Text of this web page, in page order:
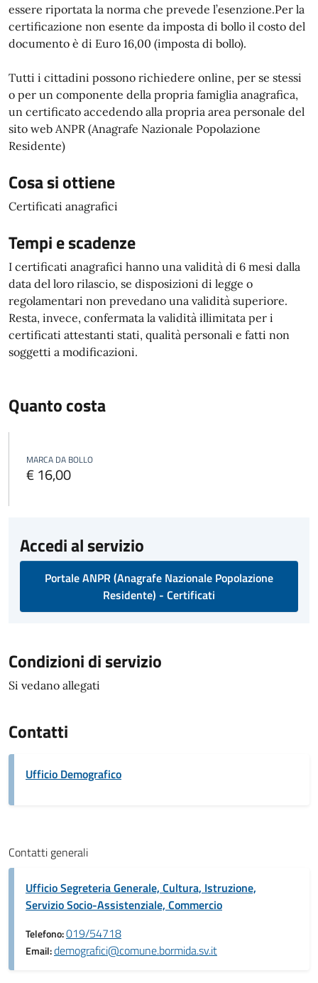
essere riportata la norma che prevede l’esenzione.Per la
certificazione non esente da imposta di bollo il costo del
documento è di Euro 16,00 (imposta di bollo).
Tutti i cittadini possono richiedere online, per se stessi
o per un componente della propria famiglia anagrafica,
un certificato accedendo alla propria area personale del
sito web ANPR (Anagrafe Nazionale Popolazione
Residente)
Cosa si ottiene
Certificati anagrafici
Tempi e scadenze
I certificati anagrafici hanno una validità di 6 mesi dalla
data del loro rilascio, se disposizioni di legge o
regolamentari non prevedano una validità superiore.
Resta, invece, confermata la validità illimitata per i
certificati attestanti stati, qualità personali e fatti non
soggetti a modificazioni.
Quanto costa
MARCA DA BOLLO
€ 16,00
Accedi al servizio
Portale ANPR (Anagrafe Nazionale Popolazione
Residente) - Certificati
Condizioni di servizio
Si vedano allegati
Contatti
Ufficio Demografico
Contatti generali
Ufficio Segreteria Generale, Cultura, Istruzione,
Servizio Socio-Assistenziale, Commercio
Telefono:019/54718
Email:demografici@comune.bormida.sv.it